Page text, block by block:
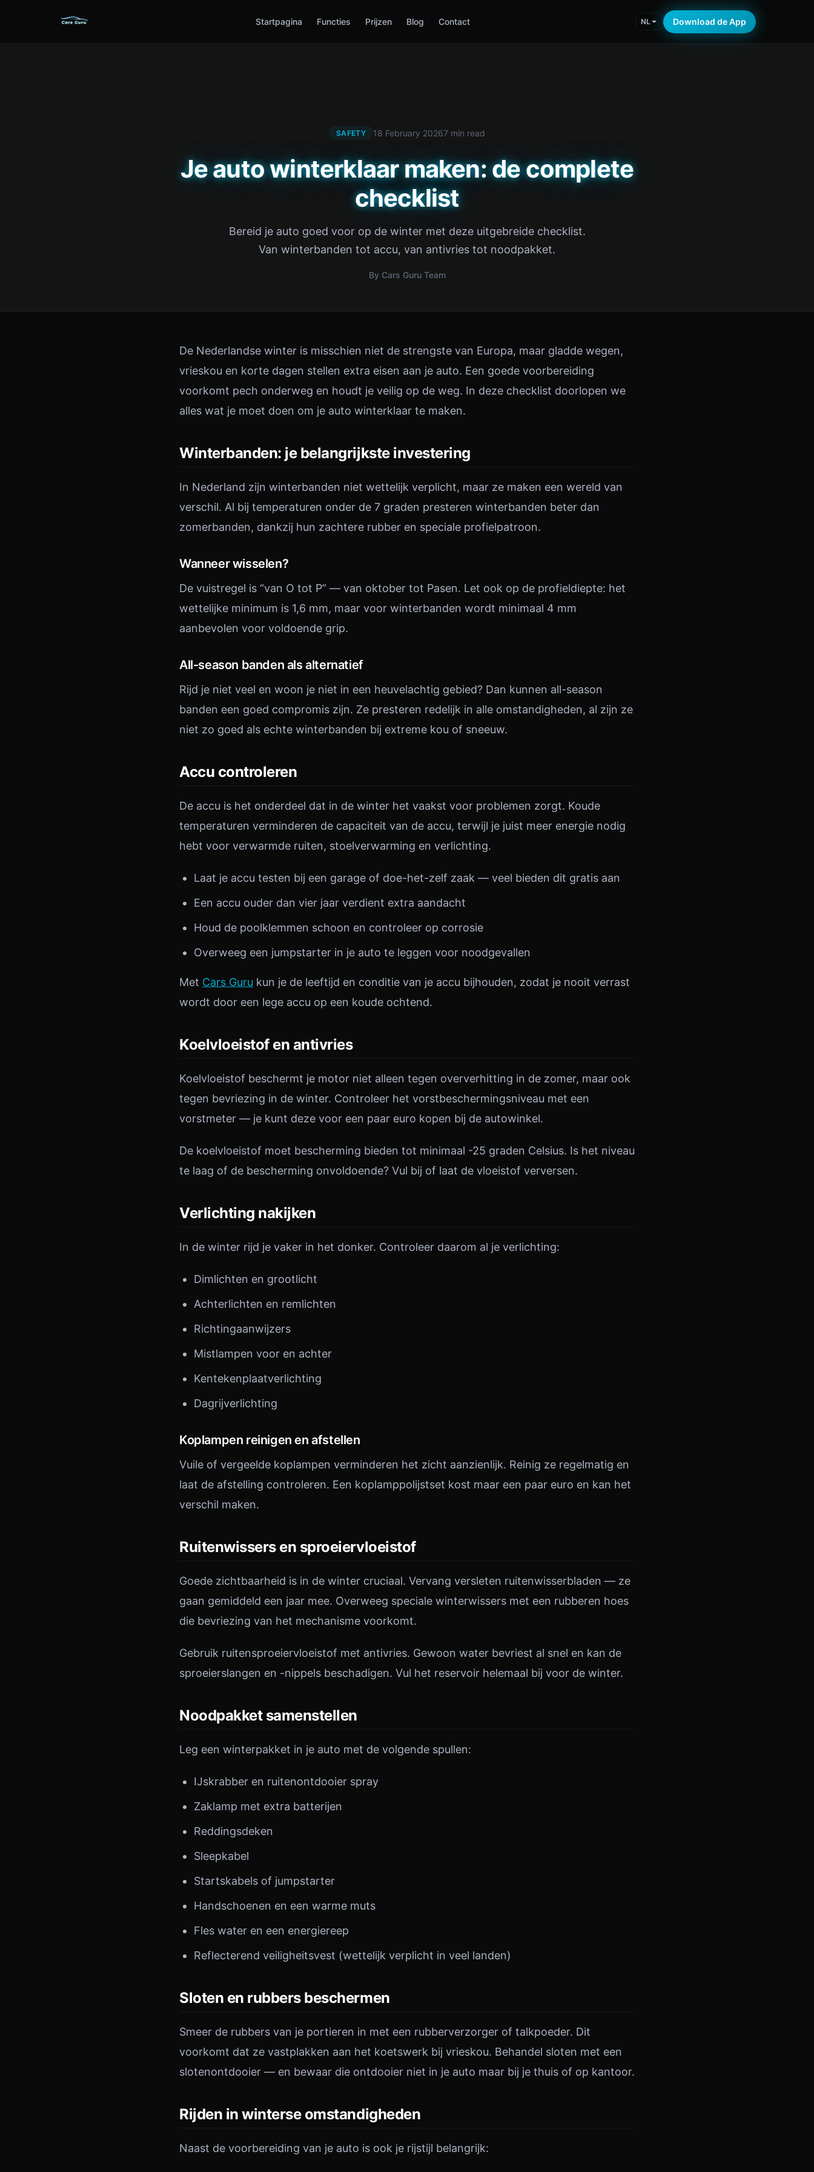
Startpagina Functies Prijzen Blog Contact NL Download de App
SAFETY 18 February 20267 min read
Je auto winterklaar maken: de complete
checklist
Bereid je auto goed voor op de winter met deze uitgebreide checklist.
Van winterbanden tot accu, van antivries tot noodpakket.
By Cars Guru Team
De Nederlandse winter is misschien niet de strengste van Europa, maar gladde wegen,
vrieskou en korte dagen stellen extra eisen aan je auto. Een goede voorbereiding
voorkomt pech onderweg en houdt je veilig op de weg. In deze checklist doorlopen we
alles wat je moet doen om je auto winterklaar te maken.
Winterbanden: je belangrijkste investering
In Nederland zijn winterbanden niet wettelijk verplicht, maar ze maken een wereld van
verschil. Al bij temperaturen onder de 7 graden presteren winterbanden beter dan
zomerbanden, dankzij hun zachtere rubber en speciale profielpatroon.
Wanneer wisselen?
De vuistregel is “van O tot P” — van oktober tot Pasen. Let ook op de profieldiepte: het
wettelijke minimum is 1,6 mm, maar voor winterbanden wordt minimaal 4 mm
aanbevolen voor voldoende grip.
All-season banden als alternatief
Rijd je niet veel en woon je niet in een heuvelachtig gebied? Dan kunnen all-season
banden een goed compromis zijn. Ze presteren redelijk in alle omstandigheden, al zijn ze
niet zo goed als echte winterbanden bij extreme kou of sneeuw.
Accu controleren
De accu is het onderdeel dat in de winter het vaakst voor problemen zorgt. Koude
temperaturen verminderen de capaciteit van de accu, terwijl je juist meer energie nodig
hebt voor verwarmde ruiten, stoelverwarming en verlichting.
Laat je accu testen bij een garage of doe-het-zelf zaak — veel bieden dit gratis aan
Een accu ouder dan vier jaar verdient extra aandacht
Houd de poolklemmen schoon en controleer op corrosie
Overweeg een jumpstarter in je auto te leggen voor noodgevallen
Met Cars Guru kun je de leeftijd en conditie van je accu bijhouden, zodat je nooit verrast
wordt door een lege accu op een koude ochtend.
Koelvloeistof en antivries
Koelvloeistof beschermt je motor niet alleen tegen oververhitting in de zomer, maar ook
tegen bevriezing in de winter. Controleer het vorstbeschermingsniveau met een
vorstmeter — je kunt deze voor een paar euro kopen bij de autowinkel.
De koelvloeistof moet bescherming bieden tot minimaal -25 graden Celsius. Is het niveau
te laag of de bescherming onvoldoende? Vul bij of laat de vloeistof verversen.
Verlichting nakijken
In de winter rijd je vaker in het donker. Controleer daarom al je verlichting:
Dimlichten en grootlicht
Achterlichten en remlichten
Richtingaanwijzers
Mistlampen voor en achter
Kentekenplaatverlichting
Dagrijverlichting
Koplampen reinigen en afstellen
Vuile of vergeelde koplampen verminderen het zicht aanzienlijk. Reinig ze regelmatig en
laat de afstelling controleren. Een koplamppolijstset kost maar een paar euro en kan het
verschil maken.
Ruitenwissers en sproeiervloeistof
Goede zichtbaarheid is in de winter cruciaal. Vervang versleten ruitenwisserbladen — ze
gaan gemiddeld een jaar mee. Overweeg speciale winterwissers met een rubberen hoes
die bevriezing van het mechanisme voorkomt.
Gebruik ruitensproeiervloeistof met antivries. Gewoon water bevriest al snel en kan de
sproeierslangen en -nippels beschadigen. Vul het reservoir helemaal bij voor de winter.
Noodpakket samenstellen
Leg een winterpakket in je auto met de volgende spullen:
IJskrabber en ruitenontdooier spray
Zaklamp met extra batterijen
Reddingsdeken
Sleepkabel
Startskabels of jumpstarter
Handschoenen en een warme muts
Fles water en een energiereep
Reflecterend veiligheitsvest (wettelijk verplicht in veel landen)
Sloten en rubbers beschermen
Smeer de rubbers van je portieren in met een rubberverzorger of talkpoeder. Dit
voorkomt dat ze vastplakken aan het koetswerk bij vrieskou. Behandel sloten met een
slotenontdooier — en bewaar die ontdooier niet in je auto maar bij je thuis of op kantoor.
Rijden in winterse omstandigheden
Naast de voorbereiding van je auto is ook je rijstijl belangrijk: